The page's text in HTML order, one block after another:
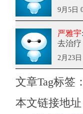
9月5日
严雅宇
去治
2月23
文章Tag标签：
本文链接地址